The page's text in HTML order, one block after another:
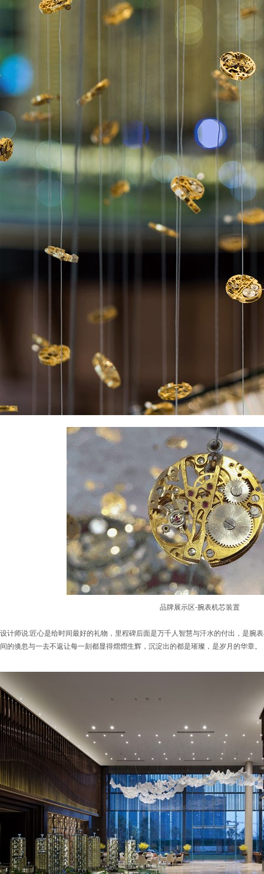
品牌展示区-腕表机芯装置
设计师说:匠心是给时间最好的礼物，里程碑后面是万千人智慧与汗水的付出，是腕
间的倏忽与一去不返让每一刻都显得熠熠生辉，沉淀出的都是璀璨，是岁月的华章。